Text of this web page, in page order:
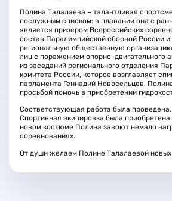
Полина Талалаева – талантливая
послужным списком: в плавании она с
является призёром Всероссийских
состав Паралимпийской сборной России и
региональную общественную
лиц с поражением опорно-двигательного
из заседаний регионального отделения
комитета России, которое возглавляет
парламента Геннадий Новосельцев,
просьбой помочь в приобретении
Соответствующая работа была
Спортивная экипировка была
новом костюме Полина завоют немало
соревнованиях.
От души желаем Полине Талалаевой новых